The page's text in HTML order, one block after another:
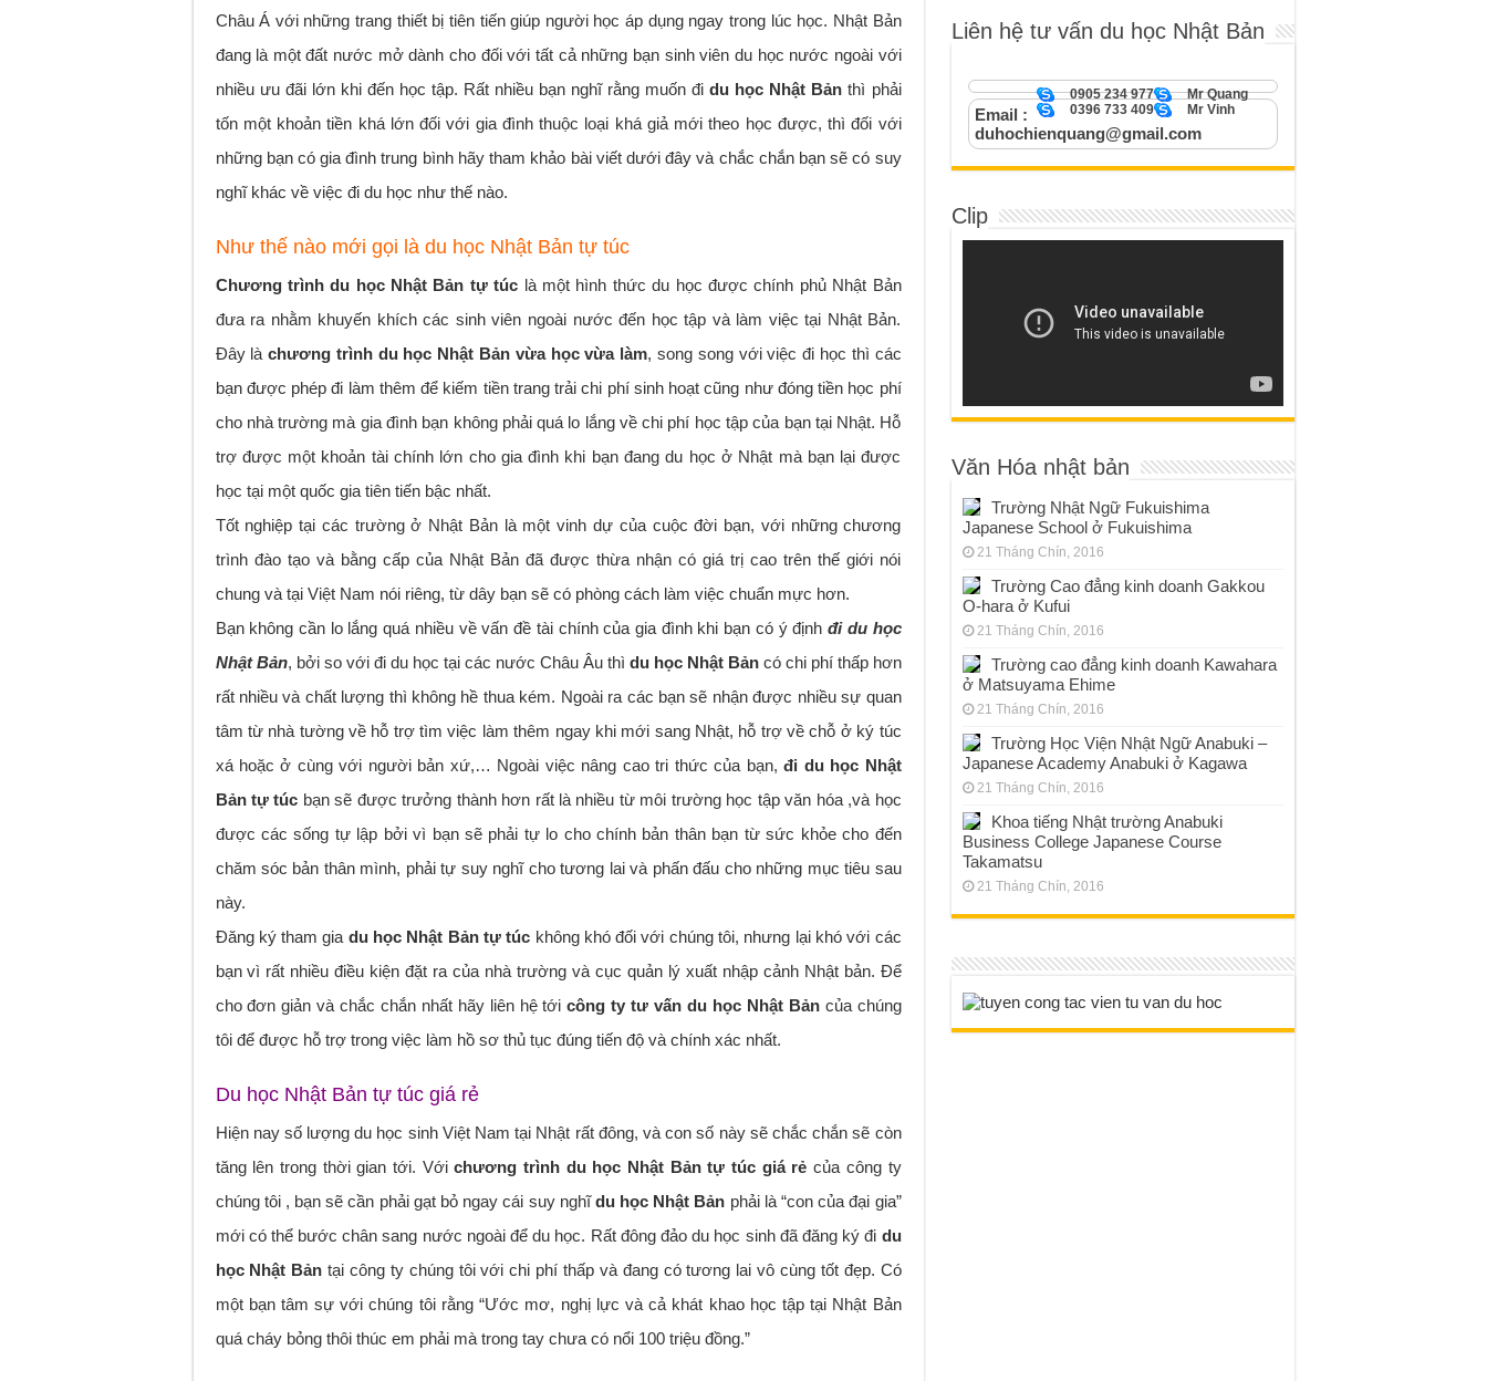
Châu Á với những trang thiết bị tiên tiến giúp người học áp dụng ngay trong lúc học. Nhật Bản
đang là một đất nước mở dành cho đối với tất cả những bạn sinh viên du học nước ngoài với
nhiều ưu đãi lớn khi đến học tập. Rất nhiều bạn nghĩ rằng muốn đidu học Nhật Bản thì phải
tốn một khoản tiền khá lớn đối với gia đình thuộc loại khá giả mới theo học được, thì đối với
những bạn có gia đình trung bình hãy tham khảo bài viết dưới đây và chắc chắn bạn sẽ có suy
nghĩ khác về việc đi du học như thế nào.
Như thế nào mới gọi là du học Nhật Bản tự túc
Chương trình du học Nhật Bản tự túc là một hình thức du học được chính phủ Nhật Bản
đưa ra nhằm khuyến khích các sinh viên ngoài nước đến học tập và làm việc tại Nhật Bản.
Đây làchương trình du học Nhật Bản vừa học vừa làm, song song với việc đi học thì các
bạn được phép đi làm thêm để kiếm tiền trang trải chi phí sinh hoạt cũng như đóng tiền học phí
cho nhà trường mà gia đình bạn không phải quá lo lắng về chi phí học tập của bạn tại Nhật. Hỗ
trợ được một khoản tài chính lớn cho gia đình khi bạn đang du học ở Nhật mà bạn lại được
học tại một quốc gia tiên tiến bậc nhất.
Tốt nghiệp tại các trường ở Nhật Bản là một vinh dự của cuộc đời bạn, với những chương
trình đào tạo và bằng cấp của Nhật Bản đã được thừa nhận có giá trị cao trên thế giới nói
chung và tại Việt Nam nói riêng, từ dây bạn sẽ có phòng cách làm việc chuẩn mực hơn.
Bạn không cần lo lắng quá nhiều về vấn đề tài chính của gia đình khi bạn có ý định đi du học
Nhật Bản, bởi so với đi du học tại các nước Châu Âu thì du học Nhật Bảncó chi phí thấp hơn
rất nhiều và chất lượng thì không hề thua kém. Ngoài ra các bạn sẽ nhận được nhiều sự quan
tâm từ nhà tường về hỗ trợ tìm việc làm thêm ngay khi mới sang Nhật, hỗ trợ về chỗ ở ký túc
xá hoặc ở cùng với người bản xứ,… Ngoài việc nâng cao tri thức của bạn,đi du học Nhật
Bản tự túc bạn sẽ được trưởng thành hơn rất là nhiều từ môi trường học tập văn hóa ,và học
được các sống tự lập bởi vì bạn sẽ phải tự lo cho chính bản thân bạn từ sức khỏe cho đến
chăm sóc bản thân mình, phải tự suy nghĩ cho tương lai và phấn đấu cho những mục tiêu sau
này.
Đăng ký tham gia du học Nhật Bản tự túc không khó đối với chúng tôi, nhưng lại khó với các
bạn vì rất nhiều điều kiện đặt ra của nhà trường và cục quản lý xuất nhập cảnh Nhật bản. Để
cho đơn giản và chắc chắn nhất hãy liên hệ tớicông ty tư vấn du học Nhật Bảncủa chúng
tôi để được hỗ trợ trong việc làm hồ sơ thủ tục đúng tiến độ và chính xác nhất.
Du học Nhật Bản tự túc giá rẻ
Hiện nay số lượng du học sinh Việt Nam tại Nhật rất đông, và con số này sẽ chắc chắn sẽ còn
tăng lên trong thời gian tới. Vớichương trình du học Nhật Bản tự túc giá rẻ của công ty
chúng tôi , bạn sẽ cần phải gạt bỏ ngay cái suy nghĩdu học Nhật Bản phải là “con của đại gia”
mới có thể bước chân sang nước ngoài để du học. Rất đông đảo du học sinh đã đăng ký đi du
học Nhật Bản tại công ty chúng tôi với chi phí thấp và đang có tương lai vô cùng tốt đẹp. Có
một bạn tâm sự với chúng tôi rằng “Ước mơ, nghị lực và cả khát khao học tập tại Nhật Bản
quá cháy bỏng thôi thúc em phải mà trong tay chưa có nổi 100 triệu đồng.”
Liên hệ tư vấn du học Nhật Bản
Mr Quang
0905 234 977
Mr Vinh
0396 733 409
Email :
duhochienquang@gmail.com
Clip
Văn Hóa nhật bản
Trường Nhật Ngữ Fukuishima
Japanese School ở Fukuishima
21 Tháng Chín, 2016
Trường Cao đẳng kinh doanh Gakkou
O-hara ở Kufui
21 Tháng Chín, 2016
Trường cao đẳng kinh doanh Kawahara
ở Matsuyama Ehime
21 Tháng Chín, 2016
Trường Học Viện Nhật Ngữ Anabuki –
Japanese Academy Anabuki ở Kagawa
21 Tháng Chín, 2016
Khoa tiếng Nhật trường Anabuki
Business College Japanese Course
Takamatsu
21 Tháng Chín, 2016